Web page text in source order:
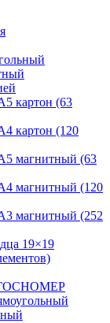
картон (63
картон (120
магнитный (63
магнитный (120
магнитный (252
19×19
ГОСНОМЕР